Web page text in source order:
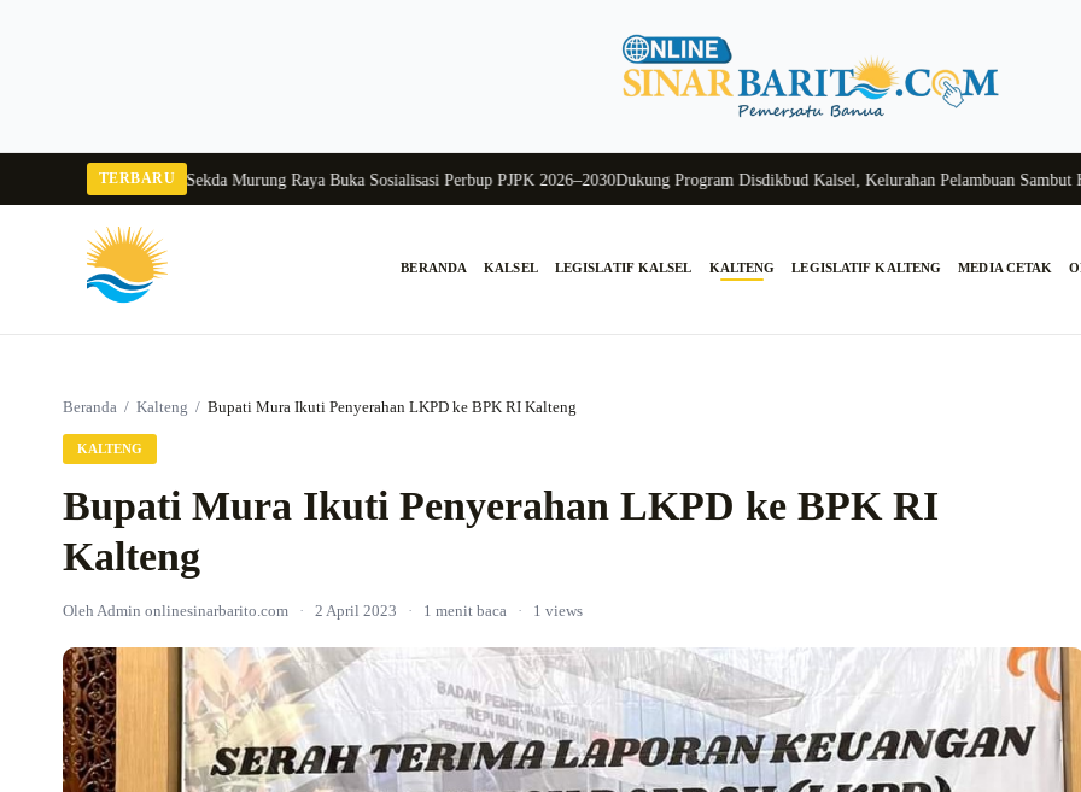
TERBARU
Balang 2026Pj Sekda Murung Raya Buka Sosialisasi Perbup PJPK 2026–2030Dukung Program Disdikbud Kalsel, Kelurahan Pelambuan Sambut
BERANDA KALSEL LEGISLATIF KALSEL KALTENG LEGISLATIF KALTENG MEDIA CETAK
Beranda / Kalteng / Bupati Mura Ikuti Penyerahan LKPD ke BPK RI Kalteng
KALTENG
Bupati Mura Ikuti Penyerahan LKPD ke BPK RI
Kalteng
Oleh Admin onlinesinarbarito.com · 2 April 2023 · 1 menit baca · 1 views